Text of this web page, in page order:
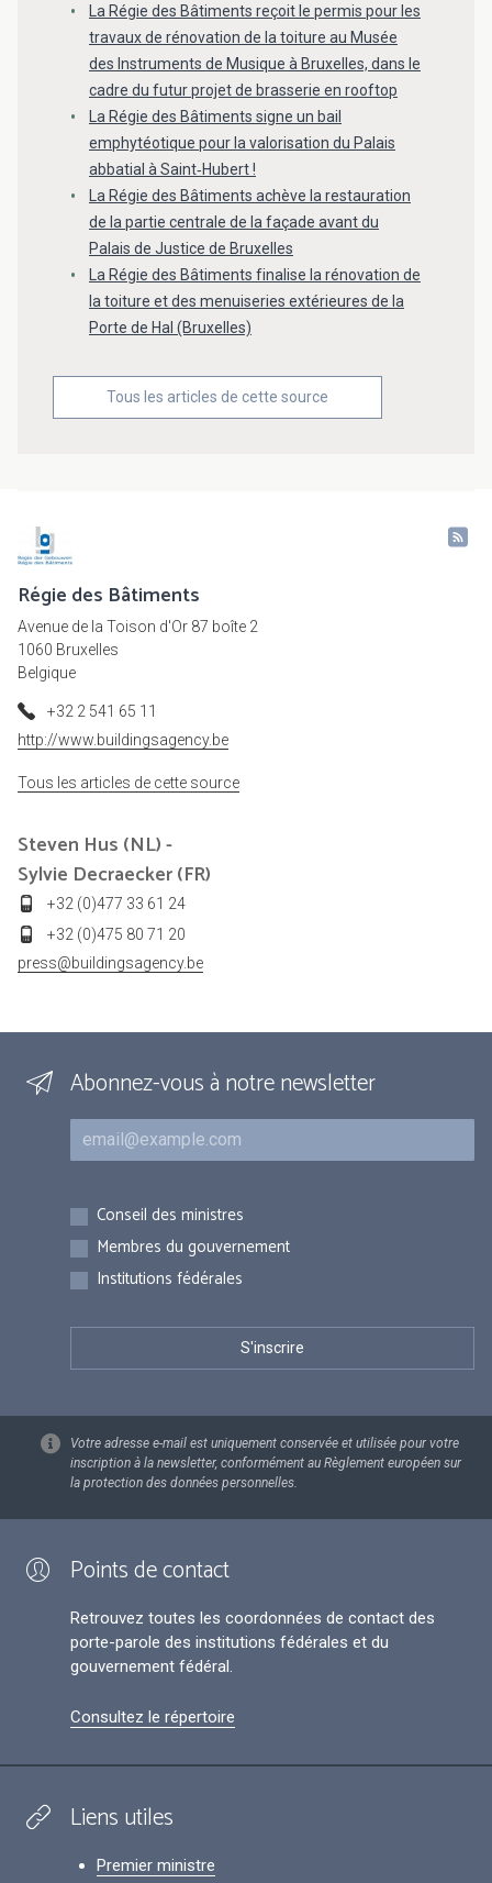
La Régie des Bâtiments reçoit le permis pour les
travaux de rénovation de la toiture au Musée
des Instruments de Musique à Bruxelles, dans le
cadre du futur projet de brasserie en rooftop
La Régie des Bâtiments signe un bail
emphytéotique pour la valorisation du Palais
abbatial à Saint‑Hubert !
La Régie des Bâtiments achève la restauration
de la partie centrale de la façade avant du
Palais de Justice de Bruxelles
La Régie des Bâtiments finalise la rénovation de
la toiture et des menuiseries extérieures de la
Porte de Hal (Bruxelles)
Tous les articles de cette source
Régie des Bâtiments
Avenue de la Toison d'Or 87 boîte 2
1060 Bruxelles
Belgique
+32 2 541 65 11
http://www.buildingsagency.be
Tous les articles de cette source
Steven Hus (NL) -
Sylvie Decraecker (FR)
+32 (0)477 33 61 24
+32 (0)475 80 71 20
press@buildingsagency.be
Abonnez-vous à notre newsletter
Courriel
Inscriptions
Conseil des ministres
Membres du gouvernement
Institutions fédérales
Votre adresse e-mail est uniquement conservée et utilisée pour votre
inscription à la newsletter, conformément au Règlement européen sur
la protection des données personnelles.
Points de contact
Retrouvez toutes les coordonnées de contact des
porte-parole des institutions fédérales et du
gouvernement fédéral.
Consultez le répertoire
Liens utiles
Premier ministre